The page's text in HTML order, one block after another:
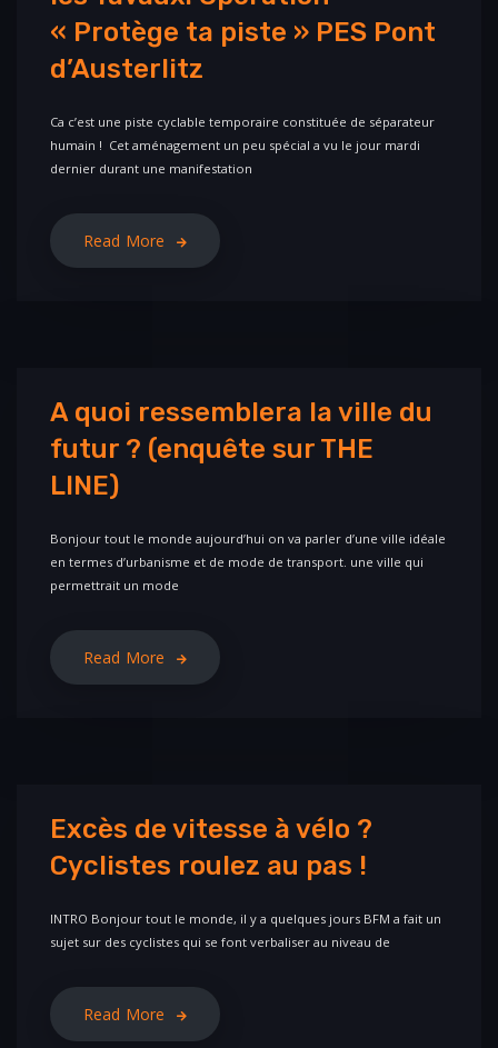
« Protège ta piste » PES Pont
d’Austerlitz
Ca c’est une piste cyclable temporaire constituée de séparateur
humain ! Cet aménagement un peu spécial a vu le jour mardi
dernier durant une manifestation
Read More
A quoi ressemblera la ville du
futur ? (enquête sur THE
LINE)
Bonjour tout le monde aujourd’hui on va parler d’une ville idéale
en termes d’urbanisme et de mode de transport. une ville qui
permettrait un mode
Read More
Excès de vitesse à vélo ?
Cyclistes roulez au pas !
INTRO Bonjour tout le monde, il y a quelques jours BFM a fait un
sujet sur des cyclistes qui se font verbaliser au niveau de
Read More